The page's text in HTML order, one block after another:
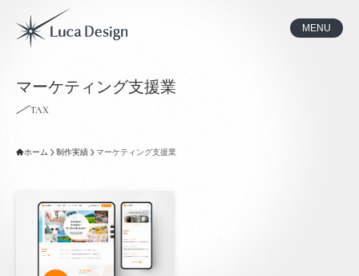
MENU
マーケティング支援業
TAX
ホーム 制作実績 マーケティング支援業